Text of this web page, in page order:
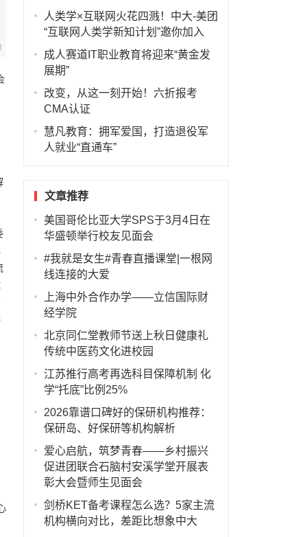
人类学×互联网火花四溅！中大-美团
“互联网人类学新知计划”邀你加入
成人赛道IT职业教育将迎来“黄金发
展期”
改变，从这一刻开始！六折报考
CMA认证
慧凡教育：拥军爱国，打造退役军
人就业“直通车”
文章推荐
美国哥伦比亚大学SPS于3月4日在
华盛顿举行校友见面会
#我就是女生#青春直播课堂|一根网
线连接的大爱
上海中外合作办学——立信国际财
经学院
北京同仁堂教师节送上秋日健康礼
传统中医药文化进校园
江苏推行高考再选科目保障机制 化
学“托底”比例25%
2026靠谱口碑好的保研机构推荐：
保研岛、好保研等机构解析
爱心启航，筑梦青春——乡村振兴
促进团联合石脑村安溪学堂开展表
彰大会暨师生见面会
剑桥KET备考课程怎么选？5家主流
机构横向对比，差距比想象中大